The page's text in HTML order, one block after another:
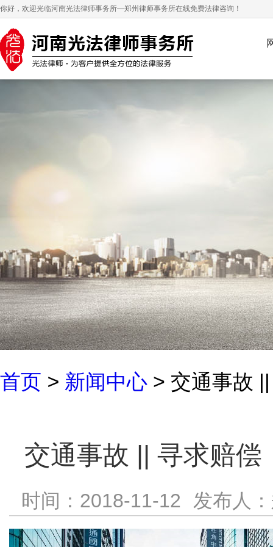
你好，欢迎光临河南光法律师事务所—郑州律师事务所在线免费法律咨询！
首页 > 新闻中心 > 交通事故
交通事故 || 寻求赔
时间：2018-11-12 发布人